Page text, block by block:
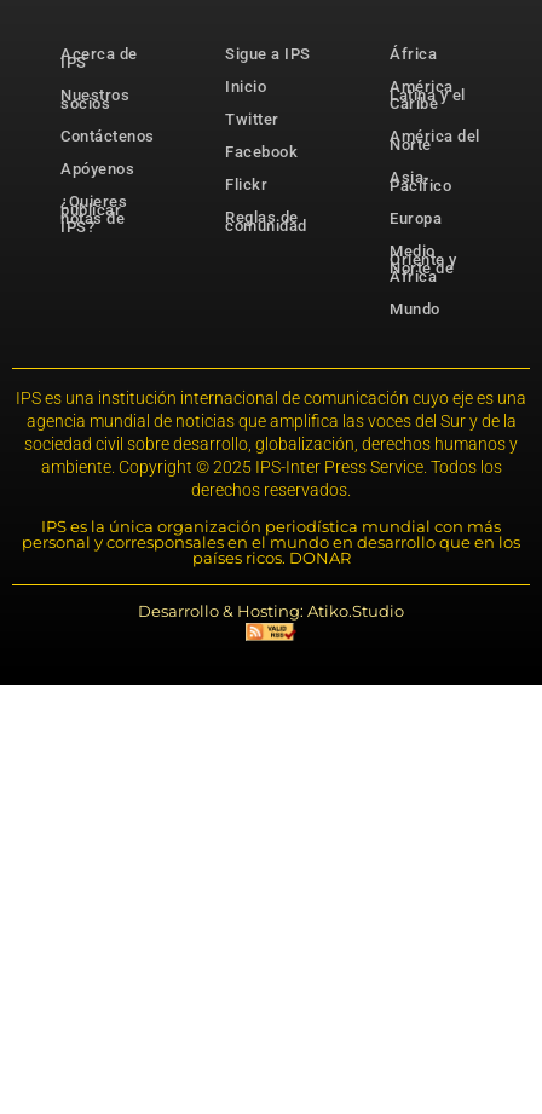
Acerca de
IPS
Nuestros
socios
Contáctenos
Apóyenos
¿Quieres
publicar
notas de
IPS?
Sigue a IPS
Inicio
Twitter
Facebook
Flickr
Reglas de
comunidad
África
América
Latina y el
Caribe
América del
Norte
Asia-
Pacífico
Europa
Medio
Oriente y
Norte de
África
Mundo
IPS es una institución internacional de comunicación cuyo eje es una
agencia mundial de noticias que amplifica las voces del Sur y de la
sociedad civil sobre desarrollo, globalización, derechos humanos y
ambiente. Copyright © 2025 IPS-Inter Press Service. Todos los
derechos reservados.
IPS es la única organización periodística mundial con más
personal y corresponsales en el mundo en desarrollo que en los
países ricos. DONAR
Desarrollo & Hosting: Atiko.Studio